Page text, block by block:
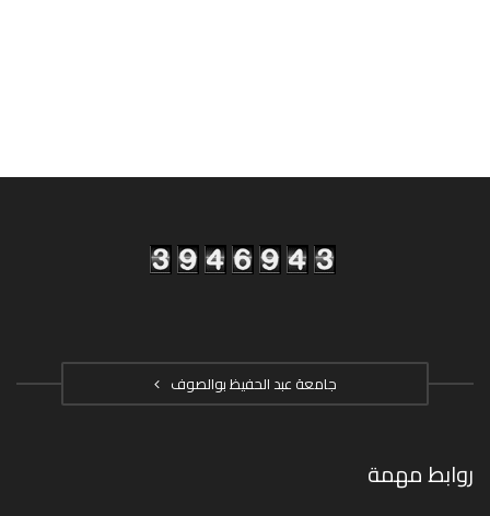
جامعة عبد الحفيظ بوالصوف
روابط مهمة